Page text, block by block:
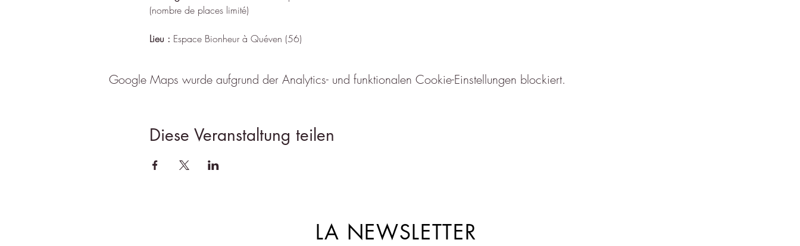
(nombre de places limité)
Lieu : Espace Bionheur à Quéven (56)
Google Maps wurde aufgrund der Analytics- und funktionalen Cookie-Einstellungen blockiert.
Diese Veranstaltung teilen
LA NEWSLETTER